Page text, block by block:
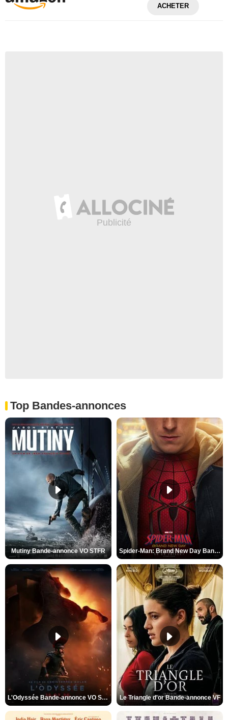
ACHETER
Top Bandes-annonces
Mutiny Bande-annonce VO STFR Spider-Man: Brand New Day Bande-annonce VO STFR
L'Odyssée Bande-annonce VO STFR Le Triangle d'or Bande-annonce VF